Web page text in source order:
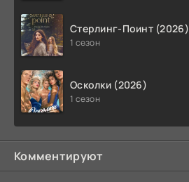
Стерлинг-Поинт (2026)
1 сезон
Осколки (2026)
1 сезон
Комментируют